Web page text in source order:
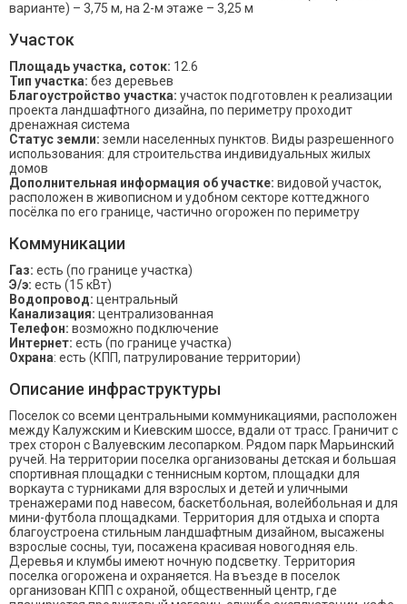
варианте) – 3,75 м, на 2-м этаже – 3,25 м
Участок
Площадь участка, соток: 12.6
Тип участка: без деревьев
Благоустройство участка: участок подготовлен к реализации
проекта ландшафтного дизайна, по периметру проходит
дренажная система
Статус земли: земли населенных пунктов. Виды разрешенного
использования: для строительства индивидуальных жилых
домов
Дополнительная информация об участке: видовой участок,
расположен в живописном и удобном секторе коттеджного
посёлка по его границе, частично огорожен по периметру
Коммуникации
Газ: есть (по границе участка)
Э/э: есть (15 кВт)
Водопровод: центральный
Канализация: централизованная
Телефон: возможно подключение
Интернет: есть (по границе участка)
Охрана: есть (КПП, патрулирование территории)
Описание инфраструктуры
Поселок со всеми центральными коммуникациями, расположен
между Калужским и Киевским шоссе, вдали от трасс. Граничит с
трех сторон с Валуевским лесопарком. Рядом парк Марьинский
ручей. На территории поселка организованы детская и большая
спортивная площадки с теннисным кортом, площадки для
воркаута с турниками для взрослых и детей и уличными
тренажерами под навесом, баскетбольная, волейбольная и для
мини-футбола площадками. Территория для отдыха и спорта
благоустроена стильным ландшафтным дизайном, высажены
взрослые сосны, туи, посажена красивая новогодняя ель.
Деревья и клумбы имеют ночную подсветку. Территория
поселка огорожена и охраняется. На въезде в поселок
организован КПП с охраной, общественный центр, где